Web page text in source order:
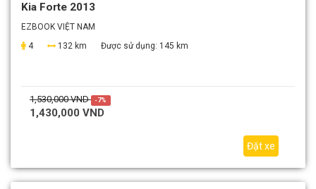
Kia Forte 2013
EZBOOK VIỆT NAM
4
132 km Được sử dụng: 145 km
1,530,000 VND -7%
1,430,000 VND
Đặt xe